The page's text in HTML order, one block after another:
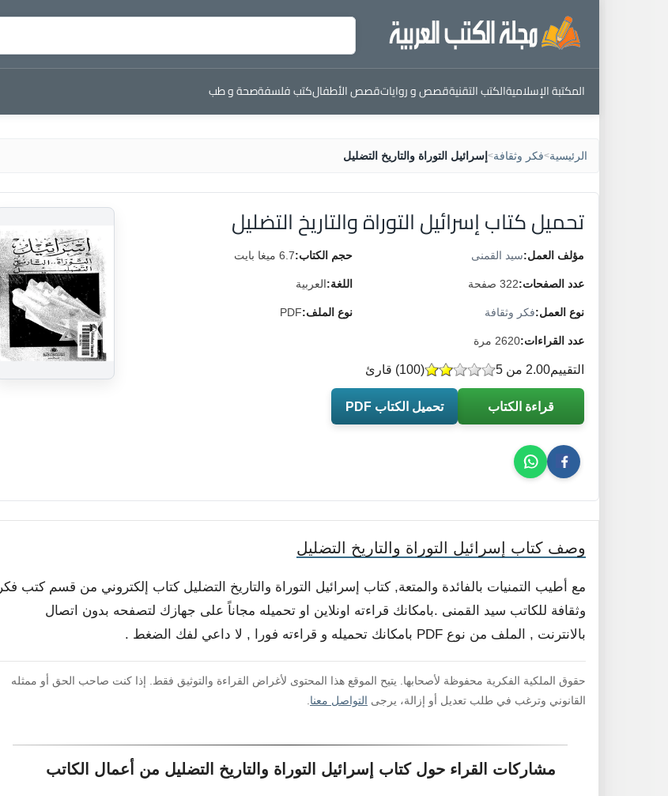
المكتبة الإسلاميةالكتب التقنيةقصص و رواياتقصص الأطفالكتب فلسفةصحة و طب
الرئيسية>فكر وثقافة> إسرائيل التوراة والتاريخ التضليل
تحميل كتاب إسرائيل التوراة والتاريخ التضليل
مؤلف العمل:سيد القمنى حجم الكتاب:6.7 ميغا بايت
عدد الصفحات:322 صفحة اللغة:العربية
نوع العمل:فكر وثقافة نوع الملف:PDF
عدد القراءات:2620 مرة
التقييم (
100) قارئ 2.00 من 5
قراءة الكتاب تحميل الكتاب PDF
وصف كتاب إسرائيل التوراة والتاريخ التضليل
مع أطيب التمنيات بالفائدة والمتعة, كتاب إسرائيل التوراة والتاريخ التضليل كتاب إلكتروني من قسم كتب فكر
وثقافة للكاتب سيد القمنى .بامكانك قراءته اونلاين او تحميله مجاناً على جهازك لتصفحه بدون اتصال
بالانترنت , الملف من نوع PDF بامكانك تحميله و قراءته فورا , لا داعي لفك الضغط .
حقوق الملكية الفكرية محفوظة لأصحابها. يتيح الموقع هذا المحتوى لأغراض القراءة والتوثيق فقط. إذا كنت صاحب الحق أو ممثله
القانوني وترغب في طلب تعديل أو إزالة، يرجى التواصل معنا
مشاركات القراء حول كتاب إسرائيل التوراة والتاريخ التضليل من أعمال الكاتب